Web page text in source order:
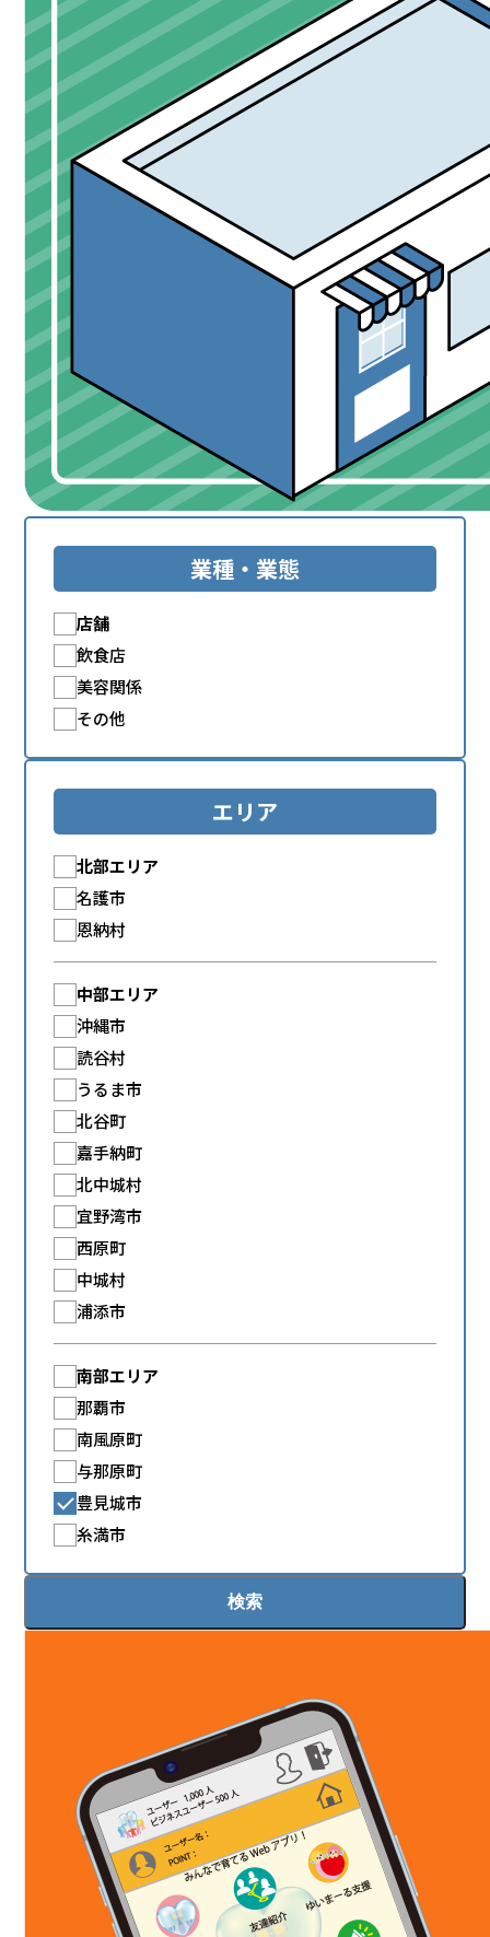
業種・業態
店舗
飲食店
美容関係
その他
エリア
北部エリア
名護市
恩納村
中部エリア
沖縄市
読谷村
うるま市
北谷町
嘉手納町
北中城村
宜野湾市
西原町
中城村
浦添市
南部エリア
那覇市
南風原町
与那原町
豊見城市
糸満市
検索